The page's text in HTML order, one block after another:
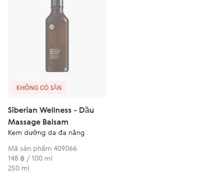
KHÔNG CÓ SẴN
Siberian Wellness - Dầu
Massage Balsam
Kem dưỡng da đa năng
Mã sản phẩm 409066
148 ฿ / 100 ml
250 ml